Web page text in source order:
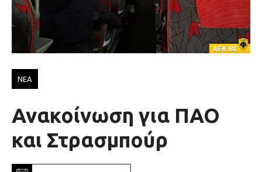
ΝΕΑ
Ανακοίνωση για ΠΑΟ
και Στρασμπούρ